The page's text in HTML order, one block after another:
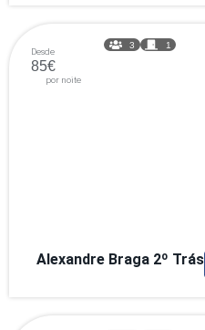
Desde
85€
por noite
3 1
Alexandre Braga 2º Trás